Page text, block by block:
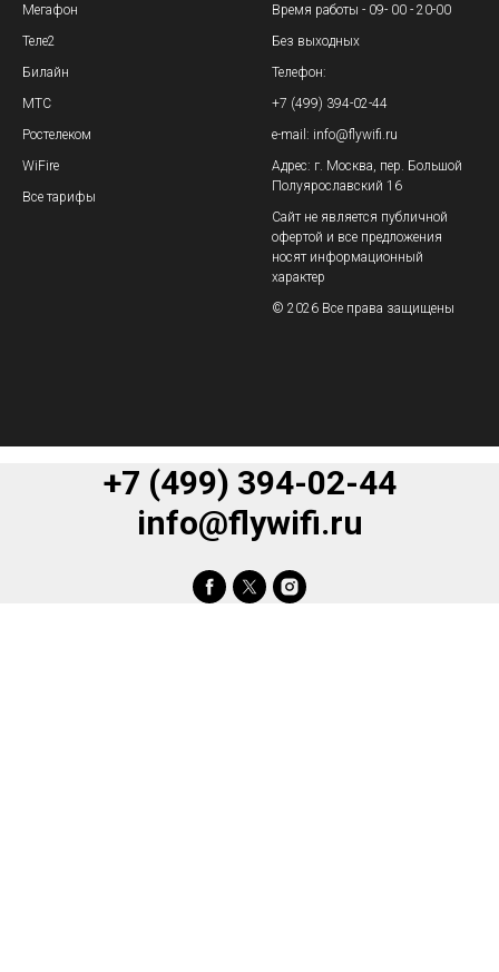
Мегафон
Теле2
Билайн
МТС
Ростелеком
WiFire
Все тарифы
Время работы - 09- 00 - 20-00
Без выходных
Телефон:
+7 (499) 394-02-44
e-mail: info@flywifi.ru
Адрес: г. Москва, пер. Большой
Полуярославский 16
Сайт не является публичной
офертой и все предложения
носят информационный
характер
© 2026 Все права защищены
+7 (499) 394-02-44
info@flywifi.ru